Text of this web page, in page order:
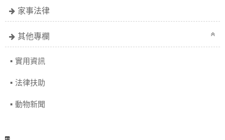
家事法律
其他專欄
實用資訊
法律扶助
動物新聞